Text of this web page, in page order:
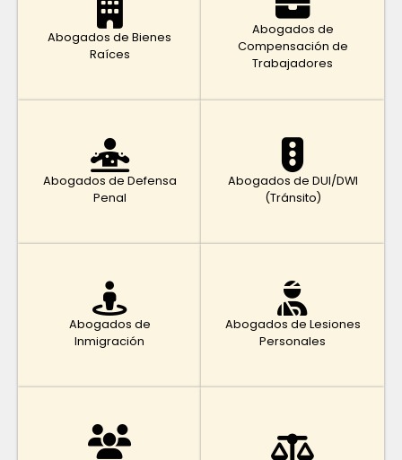
Abogados de Bienes
Raíces
Abogados de
Compensación de
Trabajadores
Abogados de Defensa
Penal
Abogados de DUI/DWI
(Tránsito)
Abogados de
Inmigración
Abogados de Lesiones
Personales